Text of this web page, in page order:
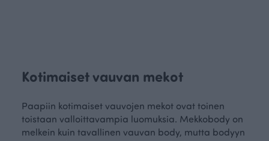
Kotimaiset vauvan mekot
Paapiin kotimaiset vauvojen mekot ovat toinen
toistaan valloittavampia luomuksia. Mekkobody on
melkein kuin tavallinen vauvan body, mutta bodyyn